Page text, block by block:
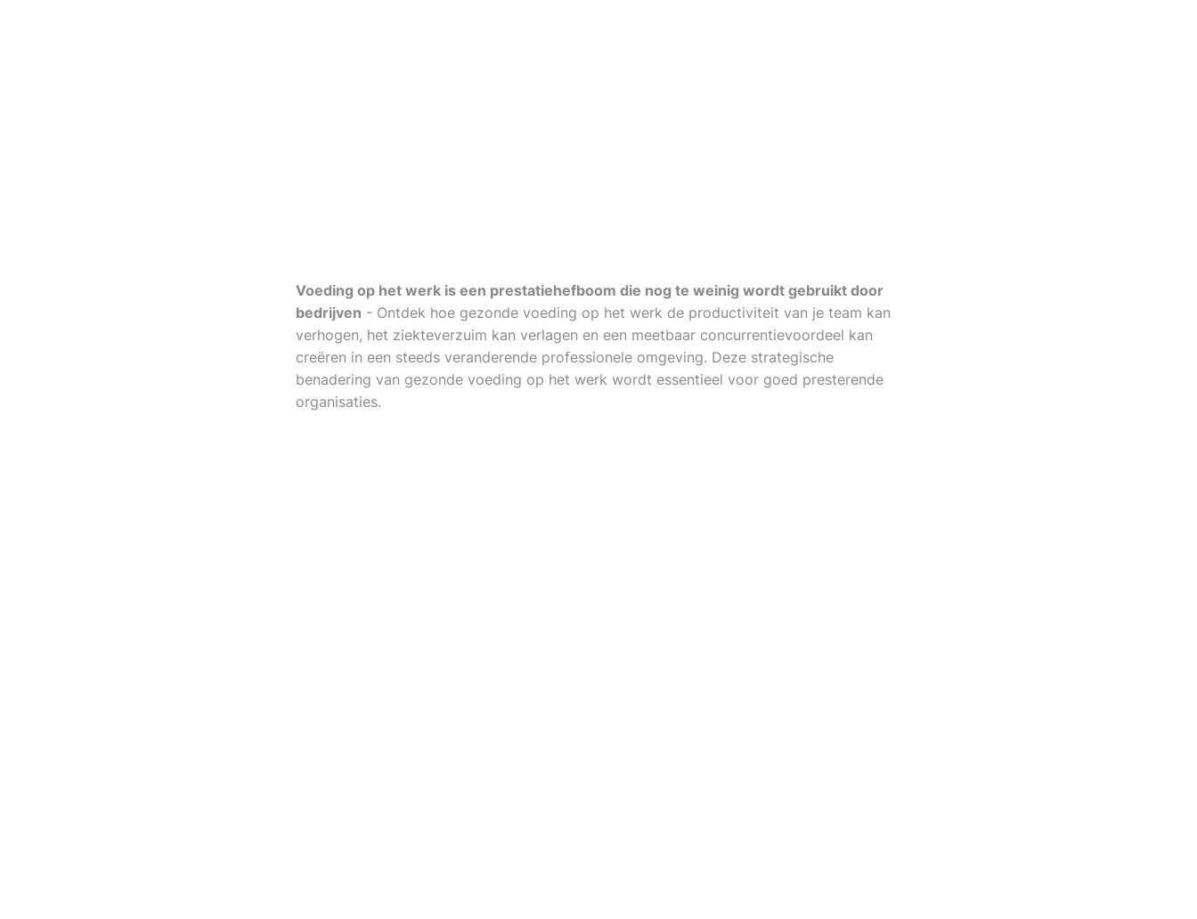
Voeding op het werk is een prestatiehefboom die nog te weinig wordt gebruikt door
bedrijven - Ontdek hoe gezonde voeding op het werk de productiviteit van je team kan
verhogen, het ziekteverzuim kan verlagen en een meetbaar concurrentievoordeel kan
creëren in een steeds veranderende professionele omgeving. Deze strategische
benadering van gezonde voeding op het werk wordt essentieel voor goed presterende
organisaties.